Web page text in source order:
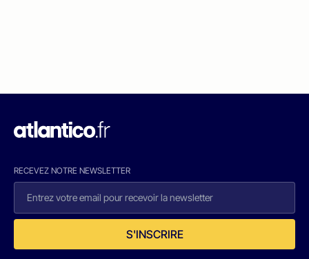
RECEVEZ NOTRE NEWSLETTER
S'INSCRIRE